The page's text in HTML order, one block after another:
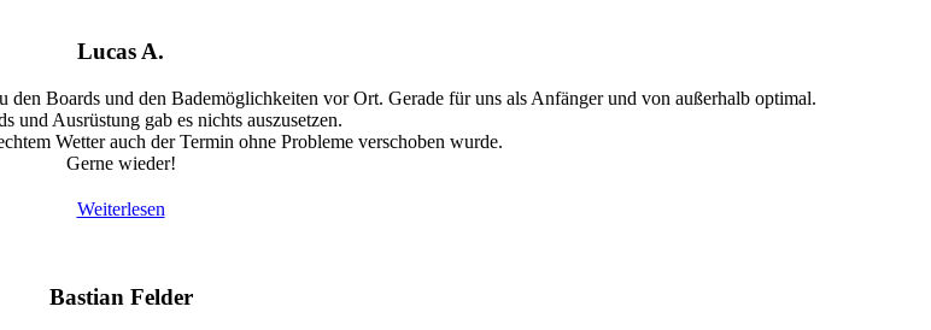
Lucas A.
Boards und den Bademöglichkeiten vor Ort. Gerade für uns als Anfänger und von außerhalb optimal.
und Ausrüstung gab es nichts auszusetzen.
Wetter auch der Termin ohne Probleme verschoben wurde.
Gerne wieder!
Weiterlesen
Bastian Felder